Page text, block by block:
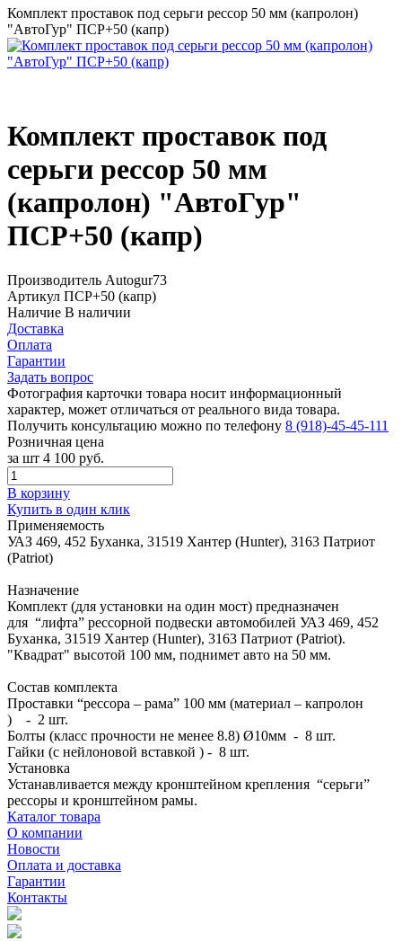
Комплект проставок под серьги рессор 50 мм (капролон)
"АвтоГур" ПСР+50 (капр)
Комплект проставок под
серьги рессор 50 мм
(капролон) "АвтоГур"
ПСР+50 (капр)
Производитель Autogur73
Артикул ПСР+50 (капр)
Наличие В наличии
Доставка
Оплата
Гарантии
Задать вопрос
Фотография карточки товара носит информационный
характер, может отличаться от реального вида товара.
Получить консультацию можно по телефону 8 (918)-45-45-111
Розничная цена
за шт 4 100 руб.
В корзину
Купить в один клик
Применяемость
УАЗ 469, 452 Буханка, 31519 Хантер (Hunter), 3163 Патриот
(Patriot)
Назначение
Комплект (для установки на один мост) предназначен
для “лифта” рессорной подвески автомобилей УАЗ 469, 452
Буханка, 31519 Хантер (Hunter), 3163 Патриот (Patriot).
"Квадрат" высотой 100 мм, поднимет авто на 50 мм.
Состав комплекта
Проставки “рессора – рама” 100 мм (материал – капролон
) - 2 шт.
Болты (класс прочности не менее 8.8) Ø10мм - 8 шт.
Гайки (с нейлоновой вставкой ) - 8 шт.
Установка
Устанавливается между кронштейном крепления “серьги”
рессоры и кронштейном рамы.
Каталог товара
О компании
Новости
Оплата и доставка
Гарантии
Контакты